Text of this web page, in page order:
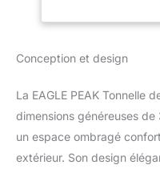
Conception et design
La EAGLE PEAK Tonnelle
dimensions généreuses
un espace ombragé
extérieur. Son design